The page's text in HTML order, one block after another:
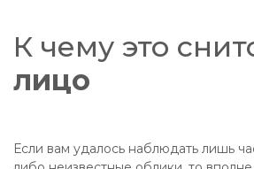
К чему это
лицо
Если вам удалось наблюдать лишь